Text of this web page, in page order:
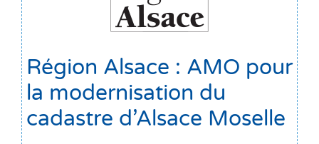
Région Alsace : AMO pour
la modernisation du
cadastre d’Alsace Moselle